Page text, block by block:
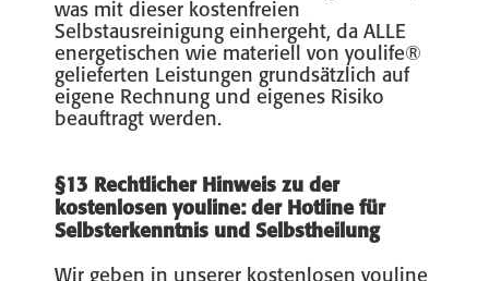
was mit dieser kostenfreien
Selbstausreinigung einhergeht, da ALLE
energetischen wie materiell von youlife®
gelieferten Leistungen grundsätzlich auf
eigene Rechnung und eigenes Risiko
beauftragt werden.
§13 Rechtlicher Hinweis zu der
kostenlosen youline: der Hotline für
Selbsterkenntnis und Selbstheilung
Wir geben in unserer kostenlosen youline